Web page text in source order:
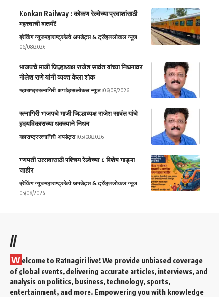
Konkan Railway : कोकण रेल्वेच्या प्रवाशांसाठी
महत्त्वाची बातमी!
ब्रेकिंग न्यूजमहाराष्ट्ररेल्वे अपडेट्स & ट्रॅव्हललोकल न्यूज
06/08/2026
भाजपचे माजी जिल्हाध्यक्ष राजेश सावंत यांच्या निधनावर
नीलेश राणे यांनी व्यक्त केला शोक
महाराष्ट्ररत्नागिरी अपडेट्सलोकल न्यूज 06/08/2026
रत्नागिरी भाजपचे माजी जिल्हाध्यक्ष राजेश सावंत यांचे
हृदयविकाराच्या धक्क्याने निधन
महाराष्ट्ररत्नागिरी अपडेट्स 05/08/2026
गणपती उत्सवासाठी पश्चिम रेल्वेच्या ८ विशेष गाड्या
जाहीर
ब्रेकिंग न्यूजमहाराष्ट्ररेल्वे अपडेट्स & ट्रॅव्हललोकल न्यूज
05/08/2026
//
W elcome to Ratnagiri live! We provide unbiased coverage
of global events, delivering accurate articles, interviews, and
analysis on politics, business, technology, sports,
entertainment, and more. Empowering you with knowledge